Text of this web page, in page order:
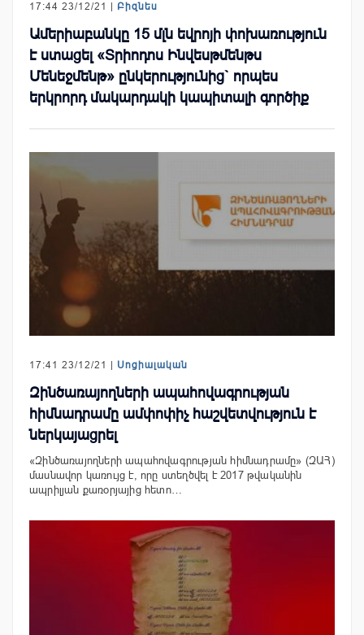
17:44 23/12/21 | Բիզնես
Ամերիաբանկը 15 մլն եվրոյի փոխառություն
է ստացել «Տրիոդոս Ինվեսթմենթս
Մենեջմենթ» ընկերությունից` որպես
երկրորդ մակարդակի կապիտալի գործիք
17:41 23/12/21 | Սոցիալական
Զինծառայողների ապահովագրության
հիմնադրամը ամփոփիչ հաշվետվություն է
ներկայացրել
«Զինծառայողների ապահովագրության հիմնադրամը» (ԶԱՀ)
մասնավոր կառույց է, որը ստեղծվել է 2017 թվականին
ապրիլյան քառօրյայից հետո…